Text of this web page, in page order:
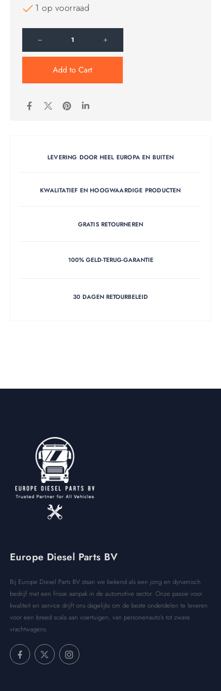
1 op voorraad
Add to Cart
LEVERING DOOR HEEL EUROPA EN BUITEN
KWALITATIEF EN HOOGWAARDIGE PRODUCTEN
GRATIS RETOURNEREN
100% GELD-TERUG-GARANTIE
30 DAGEN RETOURBELEID
Europe Diesel Parts BV
Bij Europe Diesel Parts BV staan we bekend als een jong en dynamisch
bedrijf met een frisse aanpak in de automotive sector. Onze passie voor
kwaliteit en service drijft ons dagelijks om de beste onderdelen te leveren
voor een breed scala aan voertuigen, van personenauto’s tot zware
vrachtwagens.